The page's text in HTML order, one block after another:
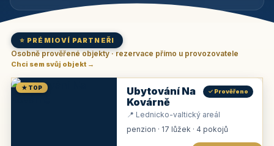
⭐ PRÉMIOVÍ PARTNEŘI
Osobně prověřené objekty · rezervace přímo u provozovatele
Chci sem svůj objekt →
★ TOP
Ubytování Na
Kovárně
✓ Prověřeno
📍 Lednicko-valtický areál
penzion · 17 lůžek · 4 pokojů